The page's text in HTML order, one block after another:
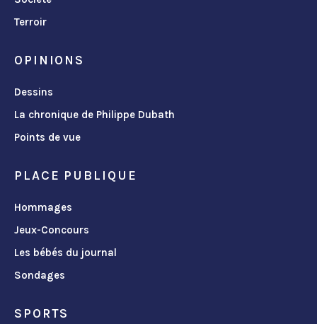
Terroir
OPINIONS
Dessins
La chronique de Philippe Dubath
Points de vue
PLACE PUBLIQUE
Hommages
Jeux-Concours
Les bébés du journal
Sondages
SPORTS